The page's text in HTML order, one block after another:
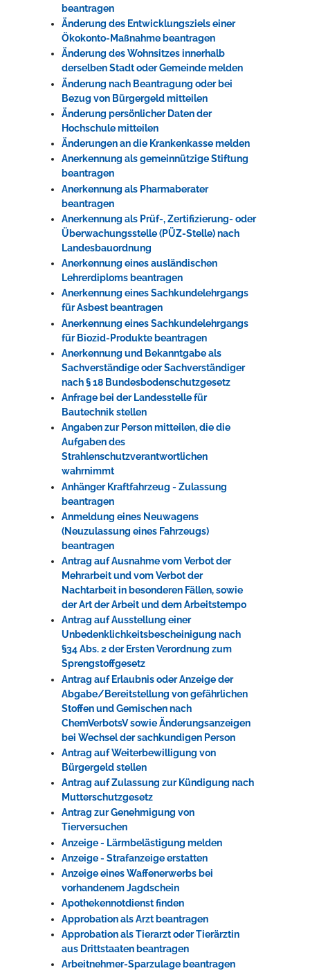
beantragen
Änderung des Entwicklungsziels einer
Ökokonto-Maßnahme beantragen
Änderung des Wohnsitzes innerhalb
derselben Stadt oder Gemeinde melden
Änderung nach Beantragung oder bei
Bezug von Bürgergeld mitteilen
Änderung persönlicher Daten der
Hochschule mitteilen
Änderungen an die Krankenkasse melden
Anerkennung als gemeinnützige Stiftung
beantragen
Anerkennung als Pharmaberater
beantragen
Anerkennung als Prüf-, Zertifizierung- oder
Überwachungsstelle (PÜZ-Stelle) nach
Landesbauordnung
Anerkennung eines ausländischen
Lehrerdiploms beantragen
Anerkennung eines Sachkundelehrgangs
für Asbest beantragen
Anerkennung eines Sachkundelehrgangs
für Biozid-Produkte beantragen
Anerkennung und Bekanntgabe als
Sachverständige oder Sachverständiger
nach § 18 Bundesbodenschutzgesetz
Anfrage bei der Landesstelle für
Bautechnik stellen
Angaben zur Person mitteilen, die die
Aufgaben des
Strahlenschutzverantwortlichen
wahrnimmt
Anhänger Kraftfahrzeug - Zulassung
beantragen
Anmeldung eines Neuwagens
(Neuzulassung eines Fahrzeugs)
beantragen
Antrag auf Ausnahme vom Verbot der
Mehrarbeit und vom Verbot der
Nachtarbeit in besonderen Fällen, sowie
der Art der Arbeit und dem Arbeitstempo
Antrag auf Ausstellung einer
Unbedenklichkeitsbescheinigung nach
§34 Abs. 2 der Ersten Verordnung zum
Sprengstoffgesetz
Antrag auf Erlaubnis oder Anzeige der
Abgabe/Bereitstellung von gefährlichen
Stoffen und Gemischen nach
ChemVerbotsV sowie Änderungsanzeigen
bei Wechsel der sachkundigen Person
Antrag auf Weiterbewilligung von
Bürgergeld stellen
Antrag auf Zulassung zur Kündigung nach
Mutterschutzgesetz
Antrag zur Genehmigung von
Tierversuchen
Anzeige - Lärmbelästigung melden
Anzeige - Strafanzeige erstatten
Anzeige eines Waffenerwerbs bei
vorhandenem Jagdschein
Apothekennotdienst finden
Approbation als Arzt beantragen
Approbation als Tierarzt oder Tierärztin
aus Drittstaaten beantragen
Arbeitnehmer-Sparzulage beantragen